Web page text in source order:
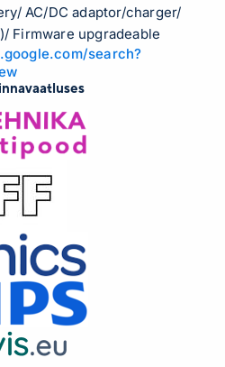
AC/DC adaptor/charger/
Firmware upgradeable
search?